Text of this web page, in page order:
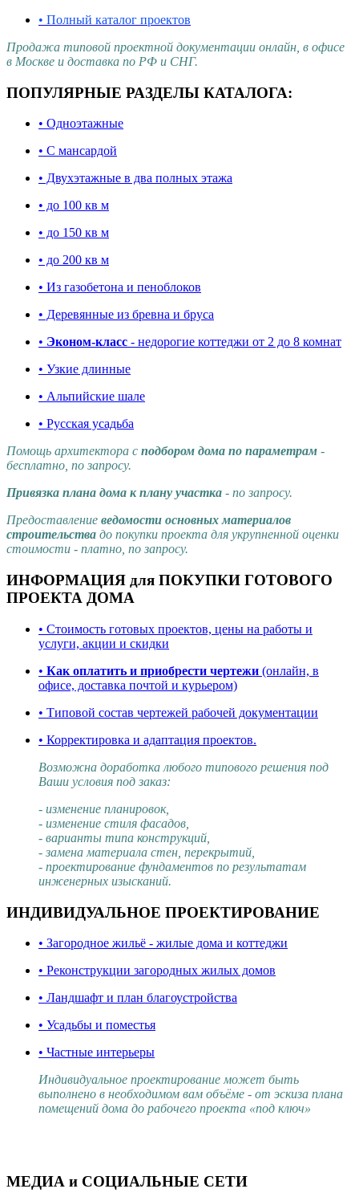
• Полный каталог проектов
Продажа типовой проектной документации онлайн, в офисе
в Москве и доставка по РФ и СНГ.
ПОПУЛЯРНЫЕ РАЗДЕЛЫ КАТАЛОГА:
• Одноэтажные
• С мансардой
• Двухэтажные в два полных этажа
• до 100 кв м
• до 150 кв м
• до 200 кв м
• Из газобетона и пеноблоков
• Деревянные из бревна и бруса
• Эконом-класс - недорогие коттеджи от 2 до 8 комнат
• Узкие длинные
• Альпийские шале
• Русская усадьба
Помощь архитектора с подбором дома по параметрам -
бесплатно, по запросу.
Привязка плана дома к плану участка - по запросу.
Предоставление ведомости основных материалов
строительства до покупки проекта для укрупненной оценки
стоимости - платно, по запросу.
ИНФОРМАЦИЯ для ПОКУПКИ ГОТОВОГО
ПРОЕКТА ДОМА
• Стоимость готовых проектов, цены на работы и
услуги, акции и скидки
• Как оплатить и приобрести чертежи (онлайн, в
офисе, доставка почтой и курьером)
• Типовой состав чертежей рабочей документации
• Корректировка и адаптация проектов.
Возможна доработка любого типового решения под
Ваши условия под заказ:
- изменение планировок,
- изменение стиля фасадов,
- варианты типа конструкций,
- замена материала стен, перекрытий,
- проектирование фундаментов по результатам
инженерных изысканий.
ИНДИВИДУАЛЬНОЕ ПРОЕКТИРОВАНИЕ
• Загородное жильё - жилые дома и коттеджи
• Реконструкции загородных жилых домов
• Ландшафт и план благоустройства
• Усадьбы и поместья
• Частные интерьеры
Индивидуальное проектирование может быть
выполнено в необходимом вам объёме - от эскиза плана
помещений дома до рабочего проекта «под ключ»
МЕДИА и СОЦИАЛЬНЫЕ СЕТИ